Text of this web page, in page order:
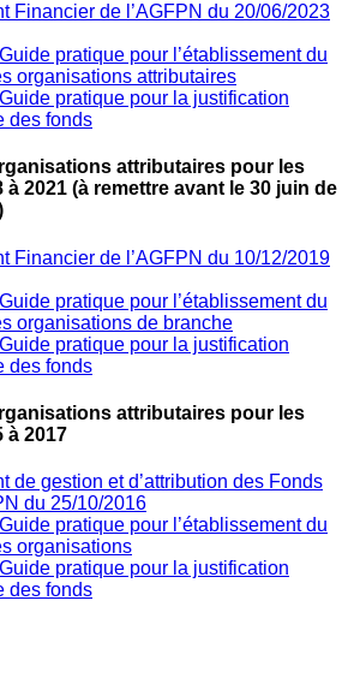
Financier de l’AGFPN du 20/06/2023
pratique pour l’établissement du
organisations attributaires
pratique pour la justification
des fonds
attributaires pour les
à 2021 (à remettre avant le 30 juin de
Financier de l’AGFPN du 10/12/2019
pratique pour l’établissement du
organisations de branche
pratique pour la justification
des fonds
attributaires pour les
à 2017
de gestion et d’attribution des Fonds
du 25/10/2016
pratique pour l’établissement du
organisations
pratique pour la justification
des fonds